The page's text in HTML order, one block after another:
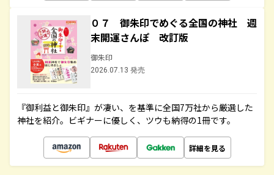
０７ 御朱印でめぐる全国の神社 週
末開運さんぽ 改訂版
御朱印
2026.07.13 発売
『御利益と御朱印』が凄い、を基準に全国7万社から厳選した
神社を紹介。ビギナーに優しく、ツウも納得の1冊です。
詳細を見る